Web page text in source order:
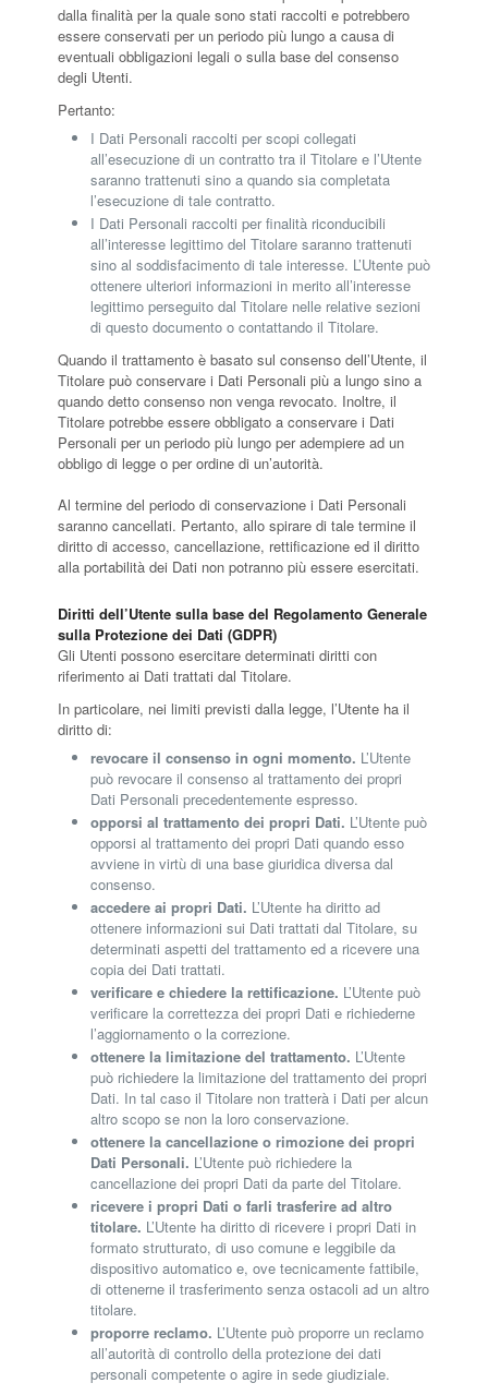
dalla finalità per la quale sono stati raccolti e potrebbero
essere conservati per un periodo più lungo a causa di
eventuali obbligazioni legali o sulla base del consenso
degli Utenti.
Pertanto:
I Dati Personali raccolti per scopi collegati
all’esecuzione di un contratto tra il Titolare e l’Utente
saranno trattenuti sino a quando sia completata
l’esecuzione di tale contratto.
I Dati Personali raccolti per finalità riconducibili
all’interesse legittimo del Titolare saranno trattenuti
sino al soddisfacimento di tale interesse. L’Utente può
ottenere ulteriori informazioni in merito all’interesse
legittimo perseguito dal Titolare nelle relative sezioni
di questo documento o contattando il Titolare.
Quando il trattamento è basato sul consenso dell’Utente, il
Titolare può conservare i Dati Personali più a lungo sino a
quando detto consenso non venga revocato. Inoltre, il
Titolare potrebbe essere obbligato a conservare i Dati
Personali per un periodo più lungo per adempiere ad un
obbligo di legge o per ordine di un’autorità.
Al termine del periodo di conservazione i Dati Personali
saranno cancellati. Pertanto, allo spirare di tale termine il
diritto di accesso, cancellazione, rettificazione ed il diritto
alla portabilità dei Dati non potranno più essere esercitati.
Diritti dell’Utente sulla base del Regolamento Generale
sulla Protezione dei Dati (GDPR)
Gli Utenti possono esercitare determinati diritti con
riferimento ai Dati trattati dal Titolare.
In particolare, nei limiti previsti dalla legge, l’Utente ha il
diritto di:
revocare il consenso in ogni momento. L’Utente
può revocare il consenso al trattamento dei propri
Dati Personali precedentemente espresso.
opporsi al trattamento dei propri Dati. L’Utente può
opporsi al trattamento dei propri Dati quando esso
avviene in virtù di una base giuridica diversa dal
consenso.
accedere ai propri Dati. L’Utente ha diritto ad
ottenere informazioni sui Dati trattati dal Titolare, su
determinati aspetti del trattamento ed a ricevere una
copia dei Dati trattati.
verificare e chiedere la rettificazione. L’Utente può
verificare la correttezza dei propri Dati e richiederne
l’aggiornamento o la correzione.
ottenere la limitazione del trattamento. L’Utente
può richiedere la limitazione del trattamento dei propri
Dati. In tal caso il Titolare non tratterà i Dati per alcun
altro scopo se non la loro conservazione.
ottenere la cancellazione o rimozione dei propri
Dati Personali. L’Utente può richiedere la
cancellazione dei propri Dati da parte del Titolare.
ricevere i propri Dati o farli trasferire ad altro
titolare. L’Utente ha diritto di ricevere i propri Dati in
formato strutturato, di uso comune e leggibile da
dispositivo automatico e, ove tecnicamente fattibile,
di ottenerne il trasferimento senza ostacoli ad un altro
titolare.
proporre reclamo. L’Utente può proporre un reclamo
all’autorità di controllo della protezione dei dati
personali competente o agire in sede giudiziale.